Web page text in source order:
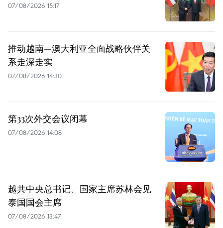
07/08/2026 15:17
推动越南—澳大利亚全面战略伙伴关
系走深走实
07/08/2026 14:30
第33次外交会议闭幕
07/08/2026 14:08
越共中央总书记、国家主席苏林会见
泰国国会主席
07/08/2026 13:47